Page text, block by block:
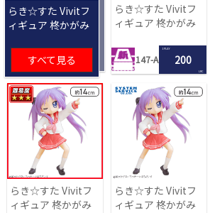
らき☆すた Vivitフ
ィギュア 柊かがみ
すべて見る
らき☆すた Vivitフ
ィギュア 柊かがみ
147-A
1 PLAY
200
LRC
らき☆すた Vivitフ
ィギュア 柊かがみ
らき☆すた Vivitフ
ィギュア 柊かがみ